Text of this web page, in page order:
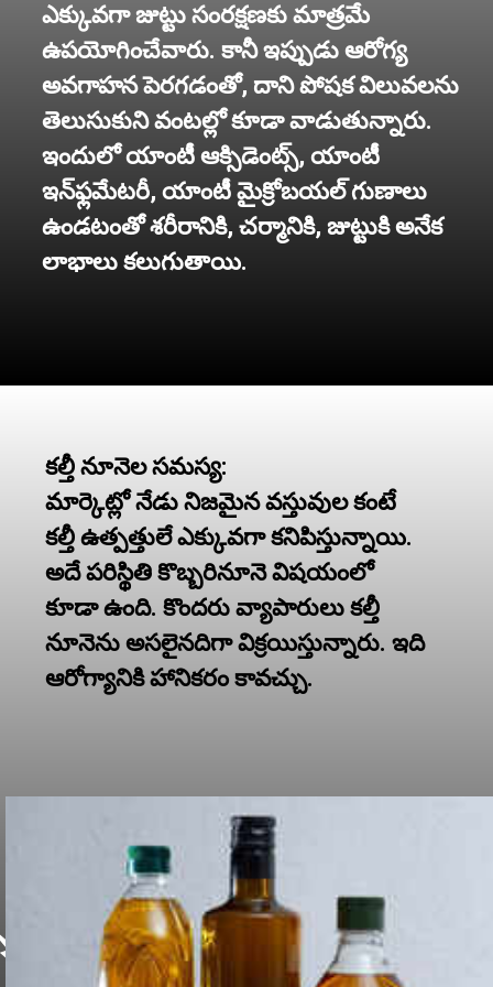
ఎక్కువగా జుట్టు సంరక్షణకు మాత్రమే
ఉపయోగించేవారు. కానీ ఇప్పుడు ఆరోగ్య
అవగాహన పెరగడంతో, దాని పోషక విలువలను
తెలుసుకుని వంటల్లో కూడా వాడుతున్నారు.
ఇందులో యాంటీ ఆక్సిడెంట్స్‌, యాంటీ
ఇన్‌ఫ్లమేటరీ, యాంటీ మైక్రోబయల్ గుణాలు
ఉండటంతో శరీరానికి, చర్మానికి, జుట్టుకి అనేక
లాభాలు కలుగుతాయి.
కల్తీ నూనెల సమస్య:
మార్కెట్లో నేడు నిజమైన వస్తువుల కంటే
కల్తీ ఉత్పత్తులే ఎక్కువగా కనిపిస్తున్నాయి.
అదే పరిస్థితి కొబ్బరినూనె విషయంలో
కూడా ఉంది. కొందరు వ్యాపారులు కల్తీ
నూనెను అసలైనదిగా విక్రయిస్తున్నారు. ఇది
ఆరోగ్యానికి హానికరం కావచ్చు.